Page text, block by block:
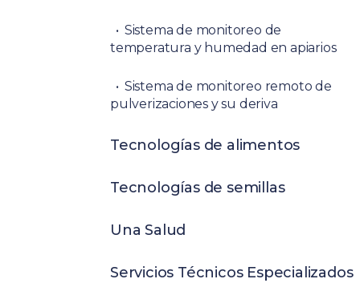
Sistema de monitoreo de
temperatura y humedad en apiarios
Sistema de monitoreo remoto de
pulverizaciones y su deriva
Tecnologías de alimentos
Tecnologías de semillas
Una Salud
Servicios Técnicos Especializados